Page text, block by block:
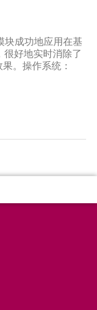
块成功地应用在基
很好地实时消除了
。操作系统：